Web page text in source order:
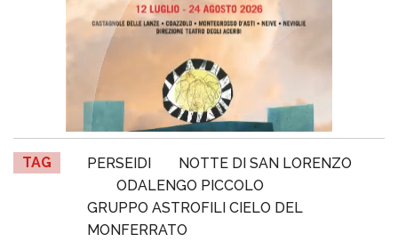
TAG PERSEIDI
NOTTE DI SAN LORENZO
ODALENGO PICCOLO
GRUPPO ASTROFILI CIELO DEL
MONFERRATO